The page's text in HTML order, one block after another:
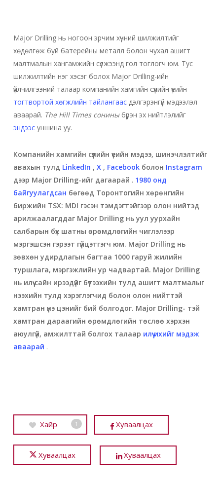
Major Drilling нь ногоон эрчим хүчний шилжилтийг
хөдөлгөж буй батерейны металл болон чухал ашигт
малтмалын хангамжийн сүлжээнд гол тоглогч юм. Тус
шилжилтийн нэг хэсэг болох Major Drilling-ийн
үйлчилгээний талаар компанийн хамгийн сүүлийн үеийн
тогтвортой хөгжлийн тайлангаасдэлгэрэнгүй мэдээлэл
аваарай. The Hill Times сониныбүрэн эх нийтлэлийг
эндээсуншина уу.
Компанийн хамгийн сүүлийн үеийн мэдээ, шинэчлэлтийг
авахын тулд LinkedIn , X , Facebook болон Instagram
дээр Major Drilling-ийг дагаарай . 1980 онд
байгуулагдсан бөгөөд Торонтогийн хөрөнгийн
биржийн TSX: MDI гэсэн тэмдэгтэйгээр олон нийтэд
арилжаалагддаг Major Drilling нь уул уурхайн
салбарын бүх шатны өрөмдлөгийн чиглэлээр
мэргэшсэн гэрээт гүйцэтгэгч юм. Major Drilling нь
зөвхөн удирдлагын багтаа 1000 гаруй жилийн
туршлага, мэргэжлийн ур чадвартай. Major Drilling
нь илүү сайн ирээдүйг бүтээхийн тулд ашигт малтмалыг
нээхийн тулд хэрэглэгчид болон олон нийттэй
хамтран үнэ цэнийг бий болгодог. Major Drilling- тэй
хамтран дараагийн өрөмдлөгийн төслөө хэрхэн
аюулгүй, амжилттай болгох талаар илүү ихийг мэдэж
аваарай .
Хайр 1 Хуваалцах
Хуваалцах Хуваалцах